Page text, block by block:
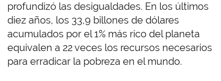
profundizó las desigualdades. En los últimos
diez años, los 33,9 billones de dólares
acumulados por el 1% más rico del planeta
equivalen a 22 veces los recursos necesarios
para erradicar la pobreza en el mundo.